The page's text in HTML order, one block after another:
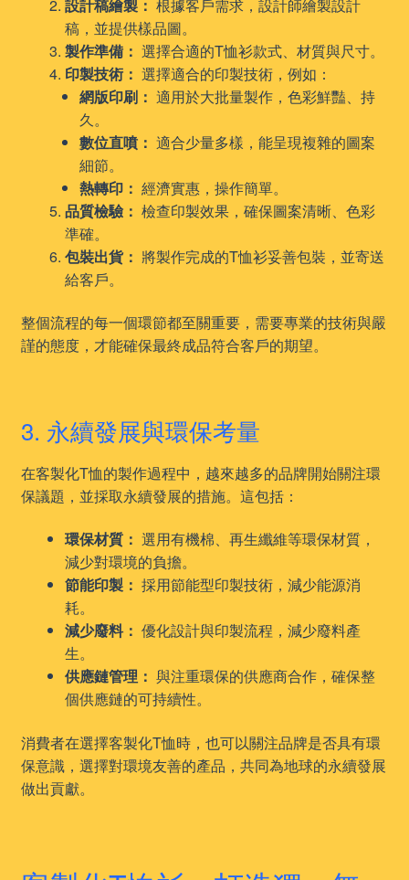
設計稿繪製： 根據客戶需求，設計師繪製設計
稿，並提供樣品圖。
製作準備： 選擇合適的T恤衫款式、材質與尺寸。
印製技術： 選擇適合的印製技術，例如：
網版印刷： 適用於大批量製作，色彩鮮豔、持
久。
數位直噴： 適合少量多樣，能呈現複雜的圖案
細節。
熱轉印： 經濟實惠，操作簡單。
品質檢驗： 檢查印製效果，確保圖案清晰、色彩
準確。
包裝出貨： 將製作完成的T恤衫妥善包裝，並寄送
給客戶。
整個流程的每一個環節都至關重要，需要專業的技術與嚴
謹的態度，才能確保最終成品符合客戶的期望。
3. 永續發展與環保考量
在客製化T恤的製作過程中，越來越多的品牌開始關注環
保議題，並採取永續發展的措施。這包括：
環保材質： 選用有機棉、再生纖維等環保材質，
減少對環境的負擔。
節能印製： 採用節能型印製技術，減少能源消
耗。
減少廢料： 優化設計與印製流程，減少廢料產
生。
供應鏈管理： 與注重環保的供應商合作，確保整
個供應鏈的可持續性。
消費者在選擇客製化T恤時，也可以關注品牌是否具有環
保意識，選擇對環境友善的產品，共同為地球的永續發展
做出貢獻。